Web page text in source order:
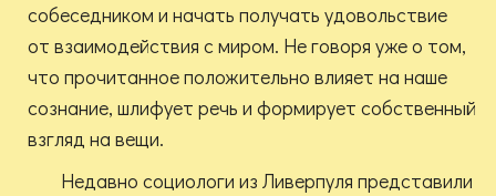
собеседником и начать получать удовольствие
от взаимодействия с миром. Не говоря уже о том,
что прочитанное положительно влияет на наше
сознание, шлифует речь и формирует собственный
взгляд на вещи.
Недавно социологи из Ливерпуля представили